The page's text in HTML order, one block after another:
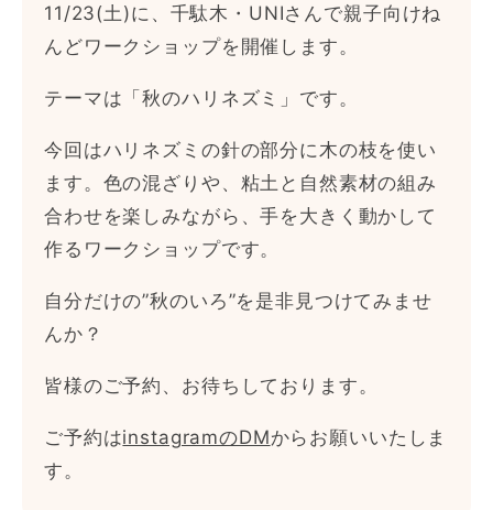
11/23(土)に、千駄木・UNIさんで親子向けね
んどワークショップを開催します。
テーマは「秋のハリネズミ」です。
今回はハリネズミの針の部分に木の枝を使い
ます。色の混ざりや、粘土と自然素材の組み
合わせを楽しみながら、手を大きく動かして
作るワークショップです。
自分だけの”秋のいろ”を是非見つけてみませ
んか？
皆様のご予約、お待ちしております。
ご予約はinstagramのDMからお願いいたしま
す。